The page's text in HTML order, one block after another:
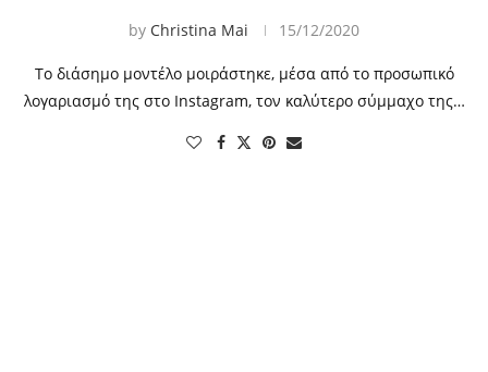
by Christina Mai 15/12/2020
Το διάσημο μοντέλο μοιράστηκε, μέσα από το προσωπικό
λογαριασμό της στο Instagram, τον καλύτερο σύμμαχο της…